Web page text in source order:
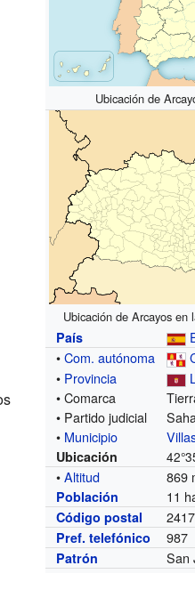
Ubicación de
Ubicación de Arcayos en
País
•Com. autónoma
• Provincia
• Comarca
• Partido judicial
• Municipio
Ubicación
•Altitud 869
Población 11
Código postal
Pref. telefónico 987
Patrón San